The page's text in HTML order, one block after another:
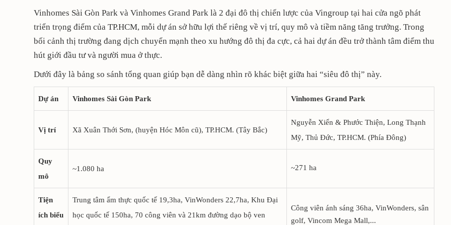
Vinhomes Sài Gòn Park và Vinhomes Grand Park là 2 đại đô thị chiến lược của Vingroup tại hai cửa ngõ phát
triển trọng điểm của TP.HCM, mỗi dự án sở hữu lợi thế riêng về vị trí, quy mô và tiềm năng tăng trưởng. Trong
bối cảnh thị trường đang dịch chuyển mạnh theo xu hướng đô thị đa cực, cả hai dự án đều trở thành tâm điểm thu
hút giới đầu tư và người mua ở thực.
Dưới đây là bảng so sánh tổng quan giúp bạn dễ dàng nhìn rõ khác biệt giữa hai “siêu đô thị” này.
Dự án Vinhomes Sài Gòn Park Vinhomes Grand Park
Vị trí Xã Xuân Thới Sơn, (huyện Hóc Môn cũ), TP.HCM. (Tây Bắc)
Nguyễn Xiển & Phước Thiện, Long Thạnh
Mỹ, Thủ Đức, TP.HCM. (Phía Đông)
Quy
mô
~1.080 ha ~271 ha
Tiện
ích biểu
Trung tâm ẩm thực quốc tế 19,3ha, VinWonders 22,7ha, Khu Đại
học quốc tế 150ha, 70 công viên và 21km đường dạo bộ ven
Công viên ánh sáng 36ha, VinWonders, sân
golf, Vincom Mega Mall,...